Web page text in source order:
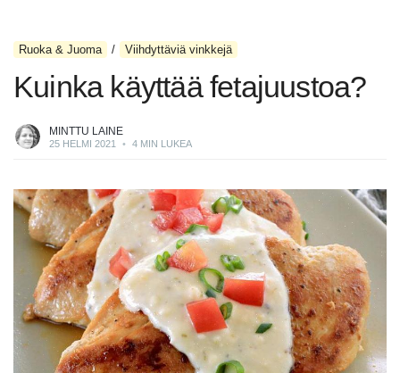
Ruoka & Juoma Viihdyttäviä vinkkejä
Kuinka käyttää fetajuustoa?
MINTTU LAINE
25 HELMI 2021 • 4 MIN LUKEA